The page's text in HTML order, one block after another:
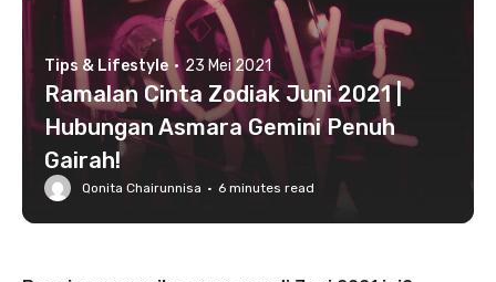
Tips & Lifestyle · 23 Mei 2021
Ramalan Cinta Zodiak Juni 2021 |
Hubungan Asmara Gemini Penuh
Gairah!
Qonita Chairunnisa · 6 minutes read